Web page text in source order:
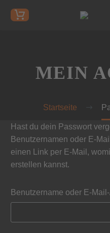
MEIN
Startseite
Hast du dein Passwort
Benutzernamen oder E-
einen Link per E-Mail,
erstellen kannst.
Benutzername oder E-